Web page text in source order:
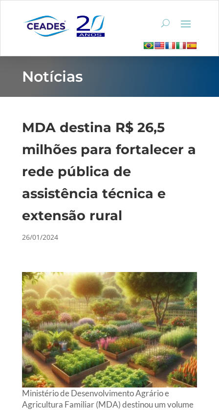
Notícias
MDA destina R$ 26,5
milhões para fortalecer a
rede pública de
assistência técnica e
extensão rural
26/01/2024
Ministério de Desenvolvimento Agrário e
Agricultura Familiar (MDA) destinou um volume